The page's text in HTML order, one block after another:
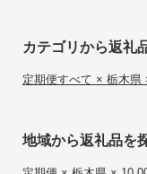
カテゴリから返礼
定期便すべて × 栃木県
地域から返礼品を